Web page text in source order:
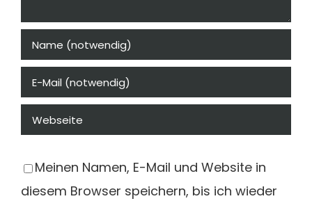
Meinen Namen, E-Mail und Website in
diesem Browser speichern, bis ich wieder